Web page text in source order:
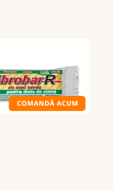
mănânci
pentru
masă
musculară